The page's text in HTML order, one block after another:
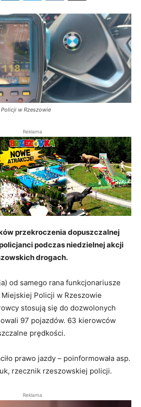
w Rzeszowie
Reklama
przekroczenia dopuszczalnej
podczas niedzielnej akcji
drogach.
od samego rana funkcjonariusze
Policji w Rzeszowie
stosują się do dozwolonych
97 pojazdów. 63 kierowców
prędkości.
prawo jazdy – poinformowała asp.
rzecznik rzeszowskiej policji.
Reklama